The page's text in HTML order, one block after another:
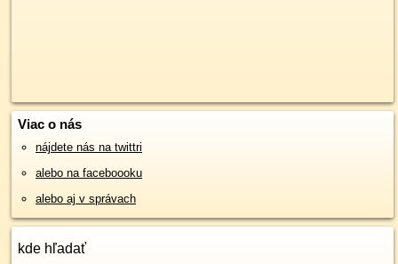
Viac o nás
nájdete nás na twittri
alebo na faceboooku
alebo aj v správach
kde hľadať